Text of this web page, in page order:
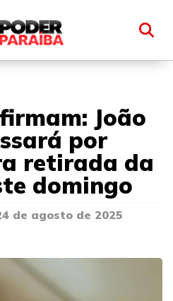
João
por
retirada da
domingo
de agosto de 2025